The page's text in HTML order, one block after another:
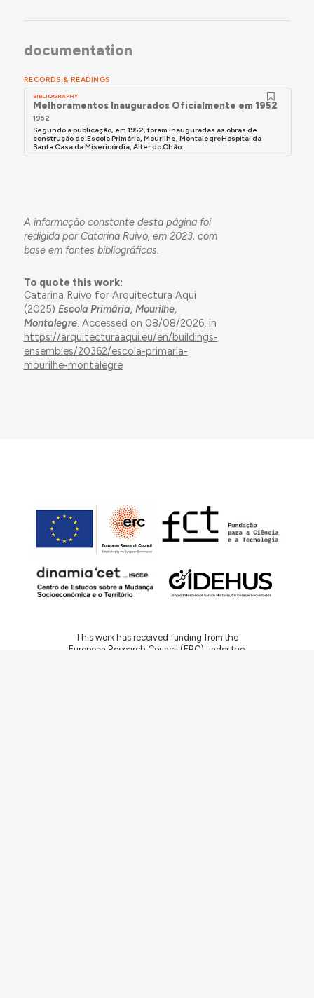
documentation
RECORDS & READINGS
BIBLIOGRAPHY
Melhoramentos Inaugurados Oficialmente em 1952
1952
Segundo a publicação, em 1952, foram inauguradas as obras de
construção de:Escola Primária, Mourilhe, MontalegreHospital da
Santa Casa da Misericórdia, Alter do Chão
A informação constante desta página foi
redigida por Catarina Ruivo, em 2023, com
base em fontes bibliográficas.
To quote this work:
Catarina Ruivo for Arquitectura Aqui
(2025) Escola Primária, Mourilhe,
Montalegre. Accessed on 08/08/2026, in
https://arquitecturaaqui.eu/en/buildings-
ensembles/20362/escola-primaria-
mourilhe-montalegre
This work has received funding from the
European Research Council (ERC) under the